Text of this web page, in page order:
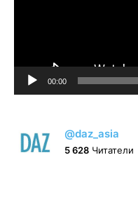
00:00
@daz_asia
5 628 Читатели